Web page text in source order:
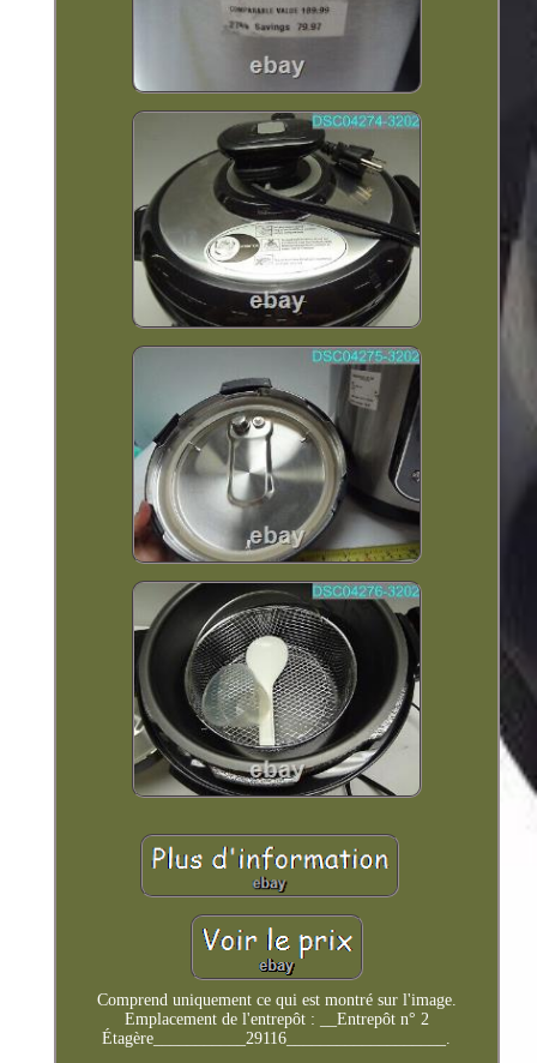
Comprend uniquement ce qui est montré sur l'image.
Emplacement de l'entrepôt : __Entrepôt n° 2
Étagère___________29116___________________.